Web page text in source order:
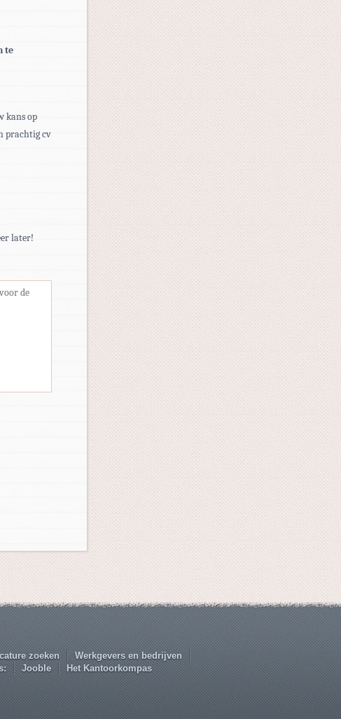
te
kans op
prachtig cv
later!
zoeken
Werkgevers en bedrijven
Jooble Het Kantoorkompas